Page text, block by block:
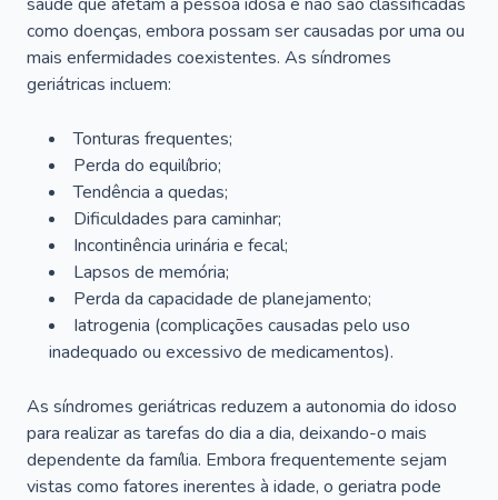
como doenças, embora possam ser causadas por uma ou
mais enfermidades coexistentes. As síndromes
geriátricas incluem:
Tonturas frequentes;
Perda do equilíbrio;
Tendência a quedas;
Dificuldades para caminhar;
Incontinência urinária e fecal;
Lapsos de memória;
Perda da capacidade de planejamento;
Iatrogenia (complicações causadas pelo uso
inadequado ou excessivo de medicamentos).
As síndromes geriátricas reduzem a autonomia do idoso
para realizar as tarefas do dia a dia, deixando-o mais
dependente da família. Embora frequentemente sejam
vistas como fatores inerentes à idade, o geriatra pode